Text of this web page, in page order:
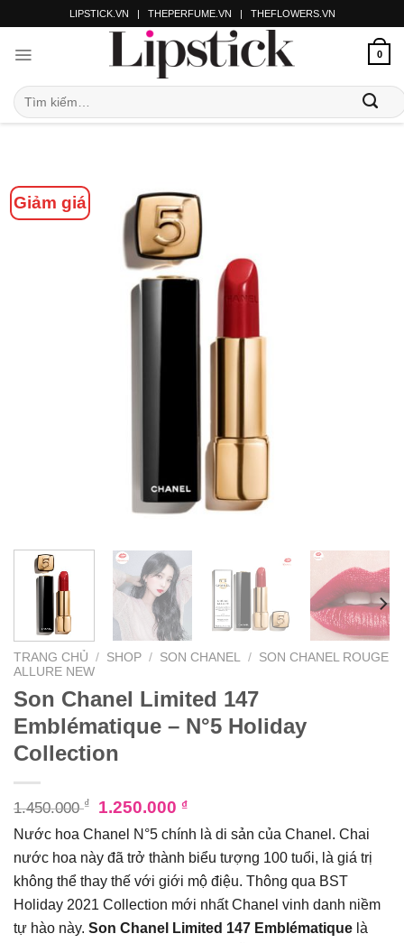
LIPSTICK.VN | THEPERFUME.VN | THEFLOWERS.VN
0
Giảm giá
TRANG CHỦ / SHOP / SON CHANEL / SON CHANEL ROUGE
ALLURE NEW
Son Chanel Limited 147
Emblématique – N°5 Holiday
Collection
1.450.000₫ 1.250.000 ₫
Nước hoa Chanel N°5 chính là di sản của Chanel. Chai
nước hoa này đã trở thành biểu tượng 100 tuổi, là giá trị
không thể thay thế với giới mộ điệu. Thông qua BST
Holiday 2021 Collection mới nhất Chanel vinh danh niềm
tự hào này. Son Chanel Limited 147 Emblématique là